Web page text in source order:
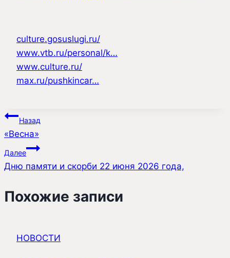
culture.gosuslugi.ru/
www.vtb.ru/personal/k…
www.culture.ru/
max.ru/pushkincar…
Навигация
по
записям
Назад
«Весна»
Далее
Дню памяти и скорби 22 июня 2026 года,
Похожие записи
НОВОСТИ